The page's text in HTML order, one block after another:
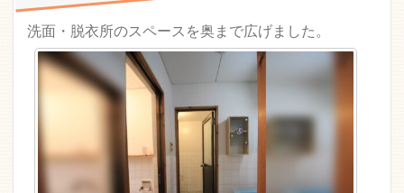
洗面・脱衣所のスペースを奥まで広げました。